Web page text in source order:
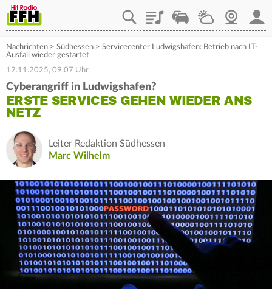
PlaylistStaupilotWetterWebcam
Nachrichten > Südhessen > Servicecenter Ludwigshafen: Betrieb nach IT-
Ausfall wieder gestartet
12.11.2025, 09:07 Uhr
Cyberangriff in Ludwigshafen?
ERSTE SERVICES GEHEN WIEDER ANS
NETZ
Leiter Redaktion Südhessen
Marc Wilhelm